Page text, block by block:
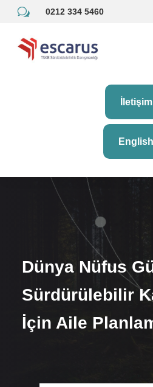
w 0212 334 5460
İletişim
English
Dünya Nüfus
Sürdürülebilir
İçin Aile